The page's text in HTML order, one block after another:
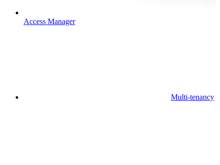
Access Manager
Multi-tenancy